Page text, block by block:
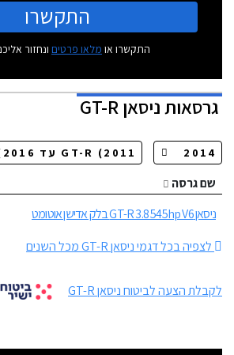
התקשרו
התקשרו או מלאו פרטים ונחזור
גרסאותניסאן GT-R
שם גרסה
ניסאן GT-R 3.8 545hp V6 בלק אדישן אוטומט
לצפיה בכל דגמי ניסאן GT-R מכל השנים
לקבלת הצעה לביטוח ניסאן GT-R